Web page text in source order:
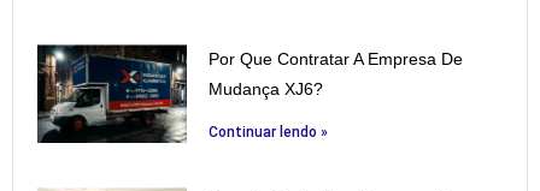
Por Que Contratar A Empresa De
Mudança XJ6?
Continuar lendo »